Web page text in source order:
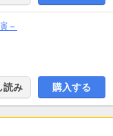
－
み 購入する